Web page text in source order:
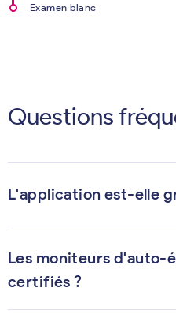
Examen blanc
Questions
L'application est-elle
Les moniteurs d'auto-
certifiés ?